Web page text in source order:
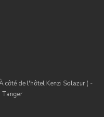
côté de l'hôtel Kenzi Solazur ) -
Tanger